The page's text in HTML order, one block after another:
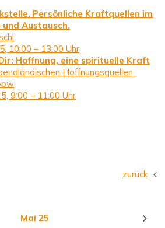
Persönliche Kraftquellen im
Austausch.
10:00 – 13:00 Uhr
Hoffnung, eine spirituelle Kraft
Hoffnungsquellen
9:00 – 11:00 Uhr
zurück
Mai 25